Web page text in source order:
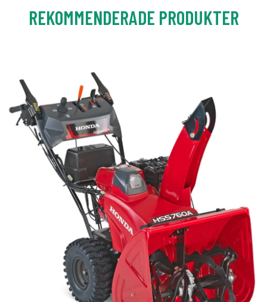
REKOMMENDERADE PRODUKTER